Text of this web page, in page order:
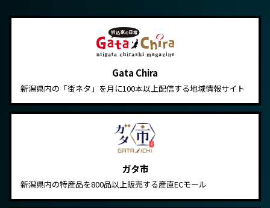
Gata Chira
新潟県内の「街ネタ」を月に100本以上配信する地域情報サイト
ガタ市
新潟県内の特産品を800品以上販売する産直ECモール